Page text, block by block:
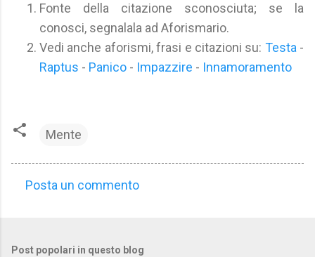
Fonte della citazione sconosciuta; se la
conosci, segnalala ad Aforismario.
Vedi anche aforismi, frasi e citazioni su: Testa -
Raptus - Panico - Impazzire - Innamoramento
Mente
Posta un commento
Post popolari in questo blog